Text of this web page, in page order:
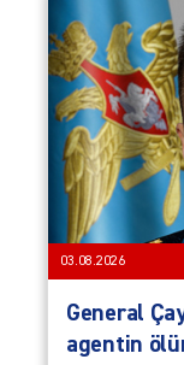
03.08.2026
General
agentin